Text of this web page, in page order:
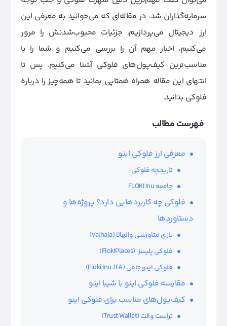
سرمایه‌گذاران شد. در مقاله‌ای که می‌خوانید به معرفی این
ارز دیجیتال می‌پردازیم. جزئیات محبوب‌شدنش را مرور
می‌کنیم، اخبار مهم آن را بررسی می‌کنیم و شما را با
مناسب‌ترین کیف‌پول‌های فلوکی آشنا می‌کنیم. پس تا
انتهای این مقاله همراه همتاپی بمانید تا همه‌چیز را درباره
فلوکی بدانید.
فهرست مطالب
معرفی ارز فلوکی اینو
تاریخچه فلوکی
جامعه FLOKI Inu
فلوکی چه کاربردهایی دارد؟ پروژه‌ها و
دستاوردها
بازی متاورسی والهالا (Valhala)
فلوکی پلیسز (FlokiPlaces)
فلوکی اینو جافی (Floki Inu JFA)
مقایسه فلوکی اینو با شیبا اینو
کیف‌پول‌های مناسب برای فلوکی اینو
تراست والت (Trust Wallet)